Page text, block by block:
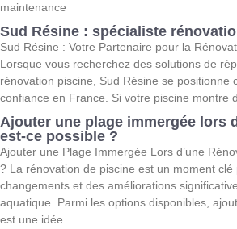
maintenance
Sud Résine : spécialiste
Sud Résine : Votre Partenaire pour la
Lorsque vous recherchez des solutions de
rénovation piscine, Sud Résine se positionne
confiance en France. Si votre piscine montre
Ajouter une plage immergée lors
est-ce possible ?
Ajouter une Plage Immergée Lors d’une
? La rénovation de piscine est un moment
changements et des améliorations
aquatique. Parmi les options disponibles,
est une idée